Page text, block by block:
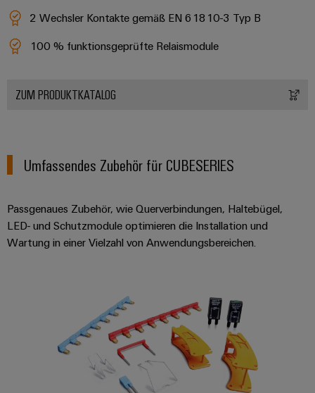
2 Wechsler Kontakte gemäß EN 61810-3 Typ B
100 % funktionsgeprüfte Relaismodule
ZUM PRODUKTKATALOG
Umfassendes Zubehör für CUBESERIES
Passgenaues Zubehör, wie Querverbindungen, Haltebügel,
LED- und Schutzmodule optimieren die Installation und
Wartung in einer Vielzahl von Anwendungsbereichen.